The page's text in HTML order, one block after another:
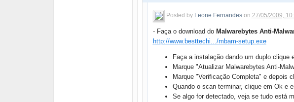
Posted by Leone Fernandeson 27/05/2009,
- Faça o download do Malwarebytes Anti-
http://www.besttechi.../mbam-setup.exe
Faça a instalação dando um duplo clique
Marque "Atualizar Malwarebytes Anti-
Marque "Verificação Completa" e depois
Quando o scan terminar, clique em Ok e
Se algo for detectado, veja se tudo está